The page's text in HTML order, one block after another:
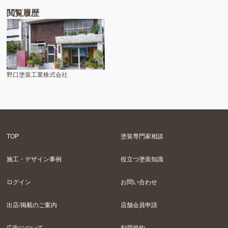
閲覧履歴
野口塗装工業株式会社
TOP 塗装専門家相談
施工・デザイン事例 役立つ塗装知識
ログイン お問い合わせ
出店/掲載のご案内 店舗会員申請